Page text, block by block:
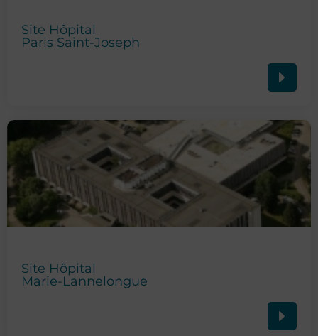
Site Hôpital
Paris Saint-Joseph
Site Hôpital
Marie-Lannelongue